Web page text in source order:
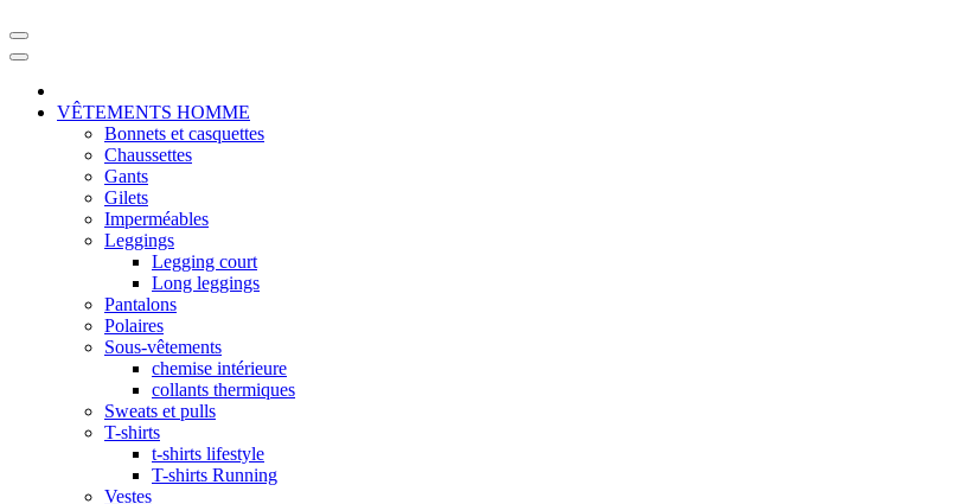
VÊTEMENTS HOMME
Bonnets et casquettes
Chaussettes
Gants
Gilets
Imperméables
Leggings
Legging court
Long leggings
Pantalons
Polaires
Sous-vêtements
chemise intérieure
collants thermiques
Sweats et pulls
T-shirts
t-shirts lifestyle
T-shirts Running
Vestes